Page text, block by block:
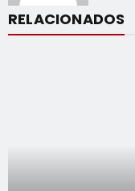
RELACIONADOS